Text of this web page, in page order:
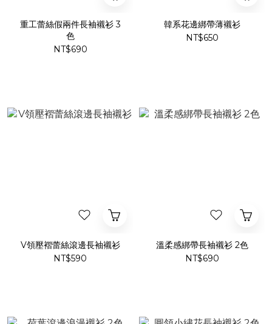
重工蕾絲假兩件長袖襯衫 3
色
NT$690
韓系花邊綁帶薄襯衫
NT$650
V領壓褶蕾絲滾邊長袖襯衫
NT$590
溫柔感綁帶長袖襯衫 2色
NT$690